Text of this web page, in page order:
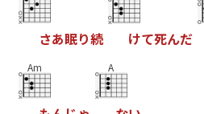
さあ眠り続 けて死んだ
Am A